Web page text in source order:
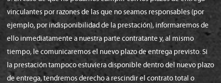
vinculantes por razones de las que no seamos responsables (por
ejemplo, por indisponibilidad de la prestación), informaremos de
ello inmediatamente a nuestra parte contratante y, al mismo
tiempo, le comunicaremos el nuevo plazo de entrega previsto. Si
la prestación tampoco estuviera disponible dentro del nuevo plazo
de entrega, tendremos derecho a rescindir el contrato total o